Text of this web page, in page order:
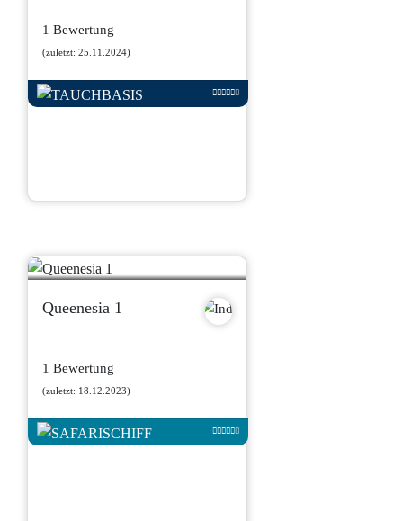
1 Bewertung
(zuletzt: 25.11.2024)
Queenesia 1
1 Bewertung
(zuletzt: 18.12.2023)